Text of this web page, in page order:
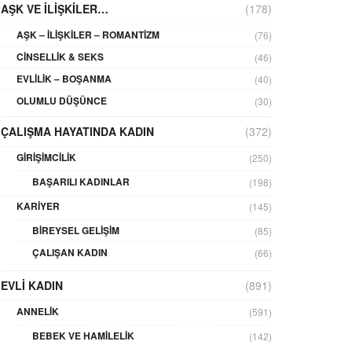
AŞK VE İLIŞKILER… (178)
AŞK – İLIŞKILER – ROMANTIZM (76)
CINSELLIK & SEKS (46)
EVLILIK – BOŞANMA (40)
OLUMLU DÜŞÜNCE (30)
ÇALIŞMA HAYATINDA KADIN (372)
GIRIŞIMCILIK (250)
BAŞARILI KADINLAR (198)
KARIYER (145)
BIREYSEL GELIŞIM (85)
ÇALIŞAN KADIN (66)
EVLI KADIN (891)
ANNELIK (591)
BEBEK VE HAMILELIK (142)